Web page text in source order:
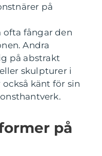
på
ofta fångar den
Andra
på abstrakt
skulpturer i
känt för sin
på